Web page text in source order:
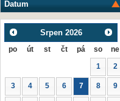
Datum
Srpen 2026
po út st čt pá so ne
1 2
3 4 5 6 7 8 9